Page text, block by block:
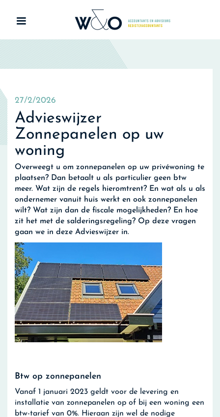
27/2/2026
Advieswijzer
Zonnepanelen op uw
woning
Overweegt u om zonnepanelen op uw privéwoning te
plaatsen? Dan betaalt u als particulier geen btw
meer. Wat zijn de regels hieromtrent? En wat als u als
ondernemer vanuit huis werkt en ook zonnepanelen
wilt? Wat zijn dan de fiscale mogelijkheden? En hoe
zit het met de salderingsregeling? Op deze vragen
gaan we in deze Advieswijzer in.
Btw op zonnepanelen
Vanaf 1 januari 2023 geldt voor de levering en
installatie van zonnepanelen op of bij een woning een
btw-tarief van 0%. Hieraan zijn wel de nodige